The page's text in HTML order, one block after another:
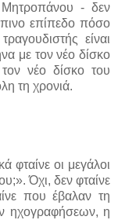
- δεν
επίπεδο πόσο
είναι
με τον νέο δίσκο
νέο δίσκο του
τη χρονιά.
φταίνε οι μεγάλοι
Όχι, δεν φταίνε
που έβαλαν τη
ηχογραφήσεων, η